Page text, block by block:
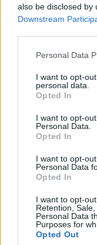
also be disclosed by
Downstream
Please note that
not limited to your
grant or deny
use your data for
consent section.
Personal Data
I want to opt-
personal data.
Opted In
I want to opt-
Personal Data.
Opted In
I want to opt-
Personal Data
Opted In
I want to opt-
Retention,
Personal Data
Purposes for
Opted Out
fűszervajas
Húsimádó•2016.
Minden ősszel
vagyis hogy
az udvarunkon
szőlőnk van, amit
vagyis van miből